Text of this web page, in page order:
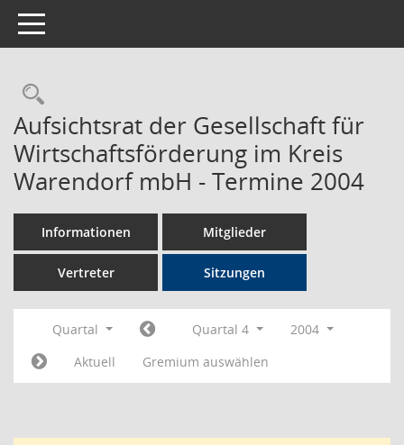
Toggle navigation
Rechercheauswahl
Aufsichtsrat der Gesellschaft für
Wirtschaftsförderung im Kreis
Warendorf mbH - Termine 2004
Informationen Mitglieder
Vertreter Sitzungen
Quartal Quartal 4
2004
Aktuell
Gremium auswählen